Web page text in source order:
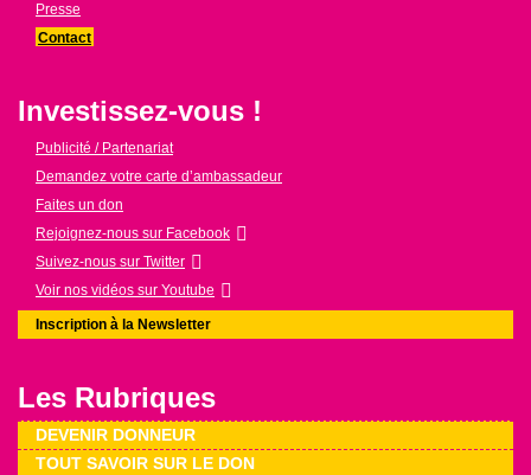
Presse
Contact
Investissez-vous !
Publicité / Partenariat
Demandez votre carte d’ambassadeur
Faites un don
Rejoignez-nous sur Facebook
Suivez-nous sur Twitter
Voir nos vidéos sur Youtube
Inscription à la Newsletter
Les Rubriques
DEVENIR DONNEUR
TOUT SAVOIR SUR LE DON